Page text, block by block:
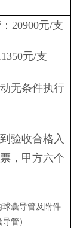
20900元/支
元/支
无条件执行
验收合格入
，甲方六个
囊导管及附件
管）